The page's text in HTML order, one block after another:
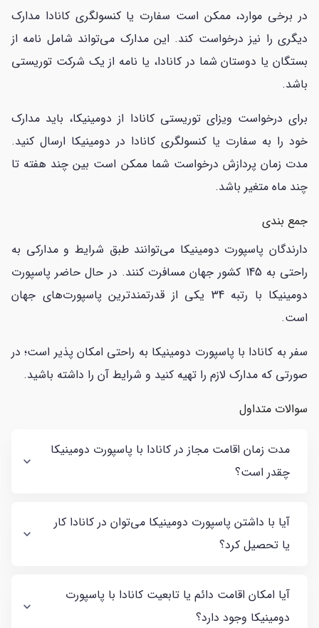
در برخی موارد، ممکن است سفارت یا کنسولگری کانادا مدارک
دیگری را نیز درخواست کند. این مدارک می‌تواند شامل نامه از
بستگان یا دوستان شما در کانادا، یا نامه از یک شرکت توریستی
باشد.
برای درخواست ویزای توریستی کانادا از دومینیکا، باید مدارک
خود را به سفارت یا کنسولگری کانادا در دومینیکا ارسال کنید.
مدت زمان پردازش درخواست شما ممکن است بین چند هفته تا
چند ماه متغیر باشد.
جمع بندی
دارندگان پاسپورت دومینیکا می‌توانند طبق شرایط و مدارکی به
راحتی به 145 کشور جهان مسافرت کنند. در حال حاضر پاسپورت
دومینیکا با رتبه 34 یکی از قدرتمندترین پاسپورت‌های جهان
است.
سفر به کانادا با پاسپورت دومینیکا به راحتی امکان پذیر است؛ در
صورتی که مدارک لازم را تهیه کنید و شرایط آن را داشته باشید.
سوالات متداول
مدت زمان اقامت مجاز در کانادا با پاسپورت دومینیکا
چقدر است؟
آیا با داشتن پاسپورت دومینیکا می‌توان در کانادا کار
یا تحصیل کرد؟
آیا امکان اقامت دائم یا تابعیت کانادا با پاسپورت
دومینیکا وجود دارد؟